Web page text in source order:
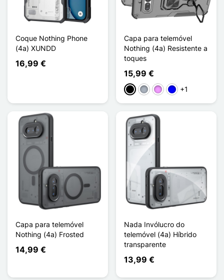
Coque Nothing Phone
(4a) XUNDD
16,99 €
Capa para telemóvel
Nothing (4a) Resistente a
toques
15,99 €
PretoCinzentoVioleta ligeira
Azul+1
Capa para telemóvel
Nothing (4a) Frosted
14,99 €
Nada Invólucro do
telemóvel (4a) Híbrido
transparente
13,99 €